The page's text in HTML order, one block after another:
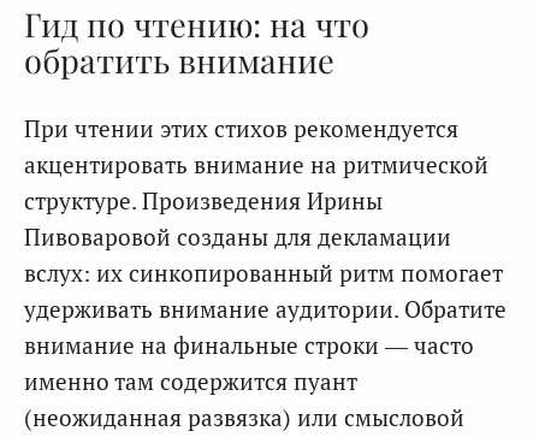
Гид по чтению: на что
обратить внимание
При чтении этих стихов рекомендуется
акцентировать внимание на ритмической
структуре. Произведения Ирины
Пивоваровой созданы для декламации
вслух: их синкопированный ритм помогает
удерживать внимание аудитории. Обратите
внимание на финальные строки — часто
именно там содержится пуант
(неожиданная развязка) или смысловой